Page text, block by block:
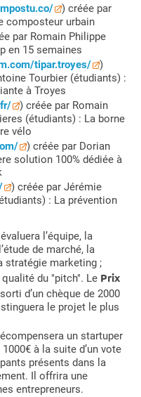
) créée par
composteur urbain
par Romain Philippe
en 15 semaines
tipar.troyes/
)
Tourbier (étudiants) :
à Troyes
) créée par Romain
(étudiants) : La borne
vélo
) créée par Dorian
solution 100% dédiée à
) créée par Jérémie
: La prévention
l’équipe, la
de marché, la
stratégie marketing ;
du "pitch". Le Prix
d’un chèque de 2000
le projet le plus
un startuper
à la suite d’un vote
présents dans la
Il offrira une
entrepreneurs.